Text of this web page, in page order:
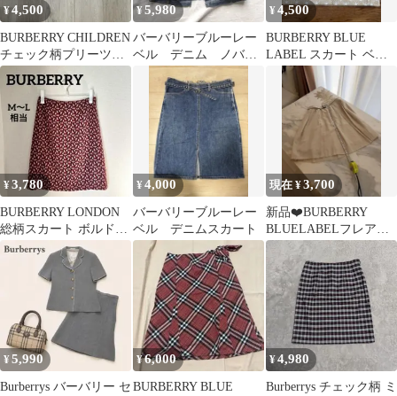
¥4,500
BURBERRY CHILDREN
チェック柄プリーツス
カート 4Y
¥5,980
バーバリーブルーレー
ベル デニム ノバチ
ェック スカート ホ
ース 刺繍 Y2K
¥4,500
BURBERRY BLUE
LABEL スカート ベー
ジュ M
¥3,780
BURBERRY LONDON
総柄スカート ボルドー
幾何学 ひざ丈 M L
¥4,000
バーバリーブルーレー
ベル デニムスカート
現在 ¥3,700
新品❤️BURBERRY
BLUELABELフレアミ
ニスカート38ベージュ
Mサイズ
¥5,990
Burberrys バーバリー セ
¥6,000
BURBERRY BLUE
¥4,980
Burberrys チェック柄 ミ